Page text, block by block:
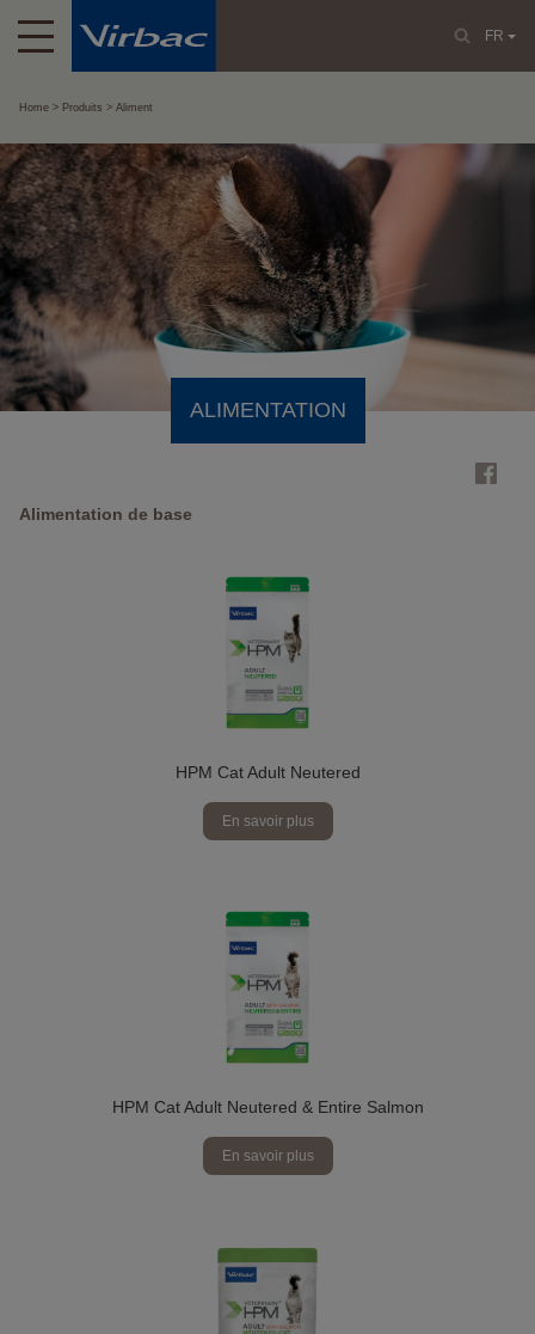
FR
Home Produits Aliment
ALIMENTATION
Alimentation de base
HPM Cat Adult Neutered
En savoir plus
HPM Cat Adult Neutered & Entire Salmon
En savoir plus